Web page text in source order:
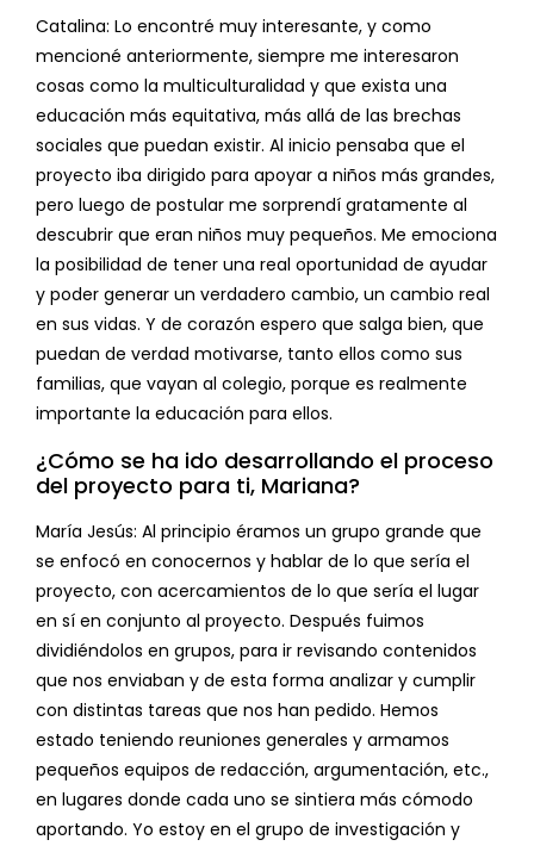
Catalina: Lo encontré muy interesante, y como
mencioné anteriormente, siempre me interesaron
cosas como la multiculturalidad y que exista una
educación más equitativa, más allá de las brechas
sociales que puedan existir. Al inicio pensaba que el
proyecto iba dirigido para apoyar a niños más grandes,
pero luego de postular me sorprendí gratamente al
descubrir que eran niños muy pequeños. Me emociona
la posibilidad de tener una real oportunidad de ayudar
y poder generar un verdadero cambio, un cambio real
en sus vidas. Y de corazón espero que salga bien, que
puedan de verdad motivarse, tanto ellos como sus
familias, que vayan al colegio, porque es realmente
importante la educación para ellos.
¿Cómo se ha ido desarrollando el proceso
del proyecto para ti, Mariana?
María Jesús: Al principio éramos un grupo grande que
se enfocó en conocernos y hablar de lo que sería el
proyecto, con acercamientos de lo que sería el lugar
en sí en conjunto al proyecto. Después fuimos
dividiéndolos en grupos, para ir revisando contenidos
que nos enviaban y de esta forma analizar y cumplir
con distintas tareas que nos han pedido. Hemos
estado teniendo reuniones generales y armamos
pequeños equipos de redacción, argumentación, etc.,
en lugares donde cada uno se sintiera más cómodo
aportando. Yo estoy en el grupo de investigación y